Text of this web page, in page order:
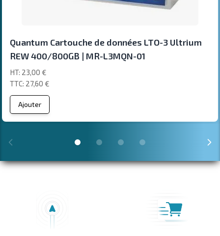
Quantum Cartouche de données LTO-3 Ultrium
REW 400/800GB | MR-L3MQN-01
27,60 €
23,00 €
Ajouter